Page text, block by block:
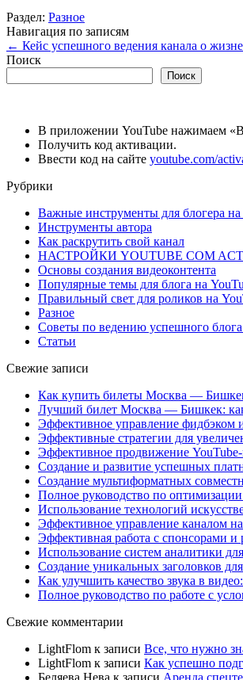
Раздел: Разное
Навигация по записям
← Кейс успешного ведения канала о
Поиск
Поиск
В приложении YouTube нажимаем
Получить код активации.
Ввести код на сайте youtube.com/
Рубрики
Важные инструменты для блогера на
Инструменты автора
Как раскрутить свой канал
НАСТРОЙКИ YOUTUBE COM
Основы создания видеоконтента
Популярные темы для блога на
Правильный свет для роликов на
Разное
Советы по ведению успешного
Статьи
Свежие записи
Как купить билеты Москва —
Лучший билет Москва — Бишкек: как
Эффективное управление фидбэком
Эффективные стратегии для
Эффективное продвижение
Создание и развитие успешных
Создание мультиформатных
Полное руководство по
Использование технологий
Эффективное управление каналом
Эффективная работа с спонсорами и
Использование систем аналитики
Создание уникальных заголовков
Как улучшить качество звука в
Полное руководство по работе с
Свежие комментарии
LightFlom к записи Все, что нужно
LightFlom к записи Как успешно